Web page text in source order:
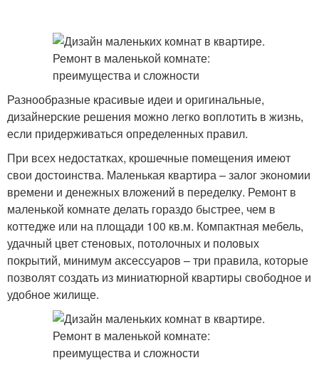
Разнообразные красивые идеи и оригинальные,
дизайнерские решения можно легко воплотить в жизнь,
если придерживаться определенных правил.
При всех недостатках, крошечные помещения имеют
свои достоинства. Маленькая квартира – залог экономии
времени и денежных вложений в переделку. Ремонт в
маленькой комнате делать гораздо быстрее, чем в
коттедже или на площади 100 кв.м. Компактная мебель,
удачный цвет стеновых, потолочных и половых
покрытий, минимум аксессуаров – три правила, которые
позволят создать из миниатюрной квартиры свободное и
удобное жилище.